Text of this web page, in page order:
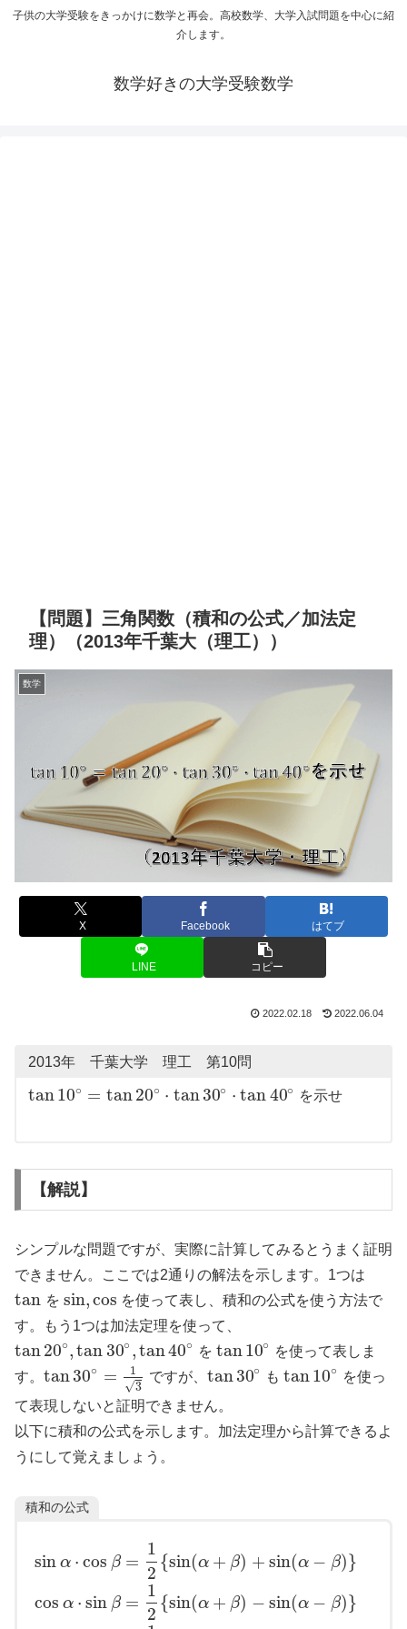
子供の大学受験をきっかけに数学と再会。高校数学、大学入試問題を中心に紹
介します。
数学好きの大学受験数学
【問題】三角関数（積和の公式／加法定
理）（2013年千葉大（理工））
数学
X Facebook はてブ
LINE コピー
2022.02.18 2022.06.04
2013年 千葉大学 理工 第10問
tan10∘ = tan20∘ ⋅ tan30∘ ⋅ tan40∘ を示せ
【解説】
シンプルな問題ですが、実際に計算してみるとうまく証明
できません。ここでは2通りの解法を示します。1つは
tan を sin,cos を使って表し、積和の公式を使う方法で
す。もう1つは加法定理を使って、
tan20∘,tan 30∘ ,tan40∘ を tan10∘ を使って表しま
す。 tan30∘ =
1
3
√
ですが、 tan30∘ もtan10∘ を使っ
て表現しないと証明できません。
以下に積和の公式を示します。加法定理から計算できるよ
うにして覚えましょう。
積和の公式
sin α ⋅ cos β
cos α ⋅ sin β
=
=
1
2
{sin(α + β) + sin(α − β)}
1
2
{sin(α + β) − sin(α − β)}